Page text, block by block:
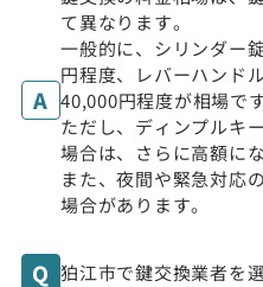
て異なります。
一般的に、シリンダー
円程度、レバーハンド
40,000円程度が相場です
ただし、ディンプルキ
場合は、さらに高額に
また、夜間や緊急対応
場合があります。
狛江市で鍵交換業者を